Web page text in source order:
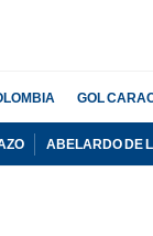
GOL
ABELARDO DE